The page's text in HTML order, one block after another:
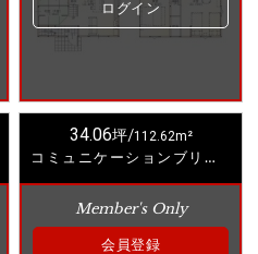
ログイン
34.06坪/112.62m²
コミュニケーションブリッジのあるお家
Member's Only
会員登録